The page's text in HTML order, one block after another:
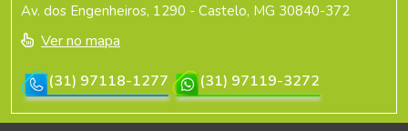
Av. dos Engenheiros, 1290 - Castelo, MG 30840-372
Ver no mapa
(31) 97118-1277
(31) 97119-3272